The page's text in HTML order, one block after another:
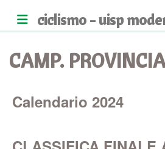
ciclismo - uisp
CAMP.
Calendario 2024